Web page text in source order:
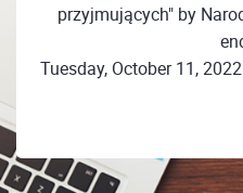
przyjmujących" by
Tuesday, October 11,